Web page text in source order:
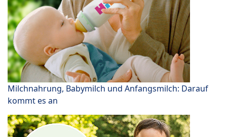
Milchnahrung, Babymilch und Anfangsmilch: Darauf
kommt es an